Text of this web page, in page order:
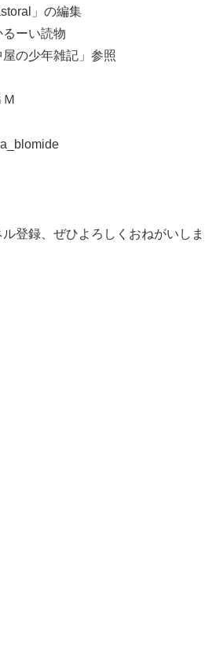
」の編集
ーい読物
の少年雑記」参照
登録、ぜひよろしくおねがいしま